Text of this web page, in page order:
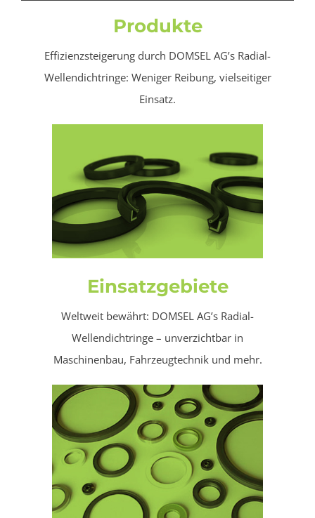
Produkte
Effizienzsteigerung durch DOMSEL AG’s Radial-
Wellendichtringe: Weniger Reibung, vielseitiger
Einsatz.
Einsatzgebiete
Weltweit bewährt: DOMSEL AG’s Radial-
Wellendichtringe – unverzichtbar in
Maschinenbau, Fahrzeugtechnik und mehr.